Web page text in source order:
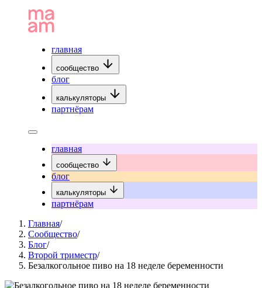
главная
сообщество
блог
калькуляторы
партнёрам
главная
сообщество
блог
калькуляторы
партнёрам
Главная/
Сообщество/
Блог/
Второй триместр/
Безалкогольное пиво на 18 неделе беременности